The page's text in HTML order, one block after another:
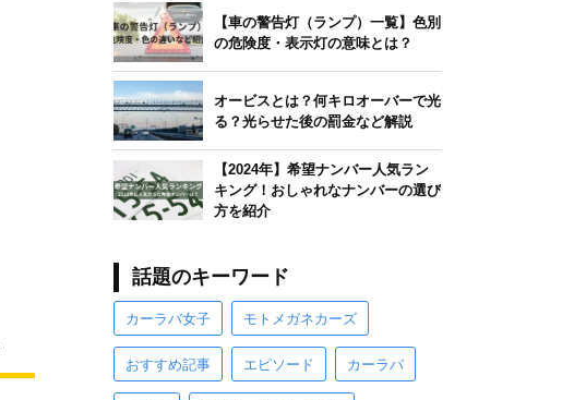
【車の警告灯（ランプ）一覧】色別
の危険度・表示灯の意味とは？
オービスとは？何キロオーバーで光
る？光らせた後の罰金など解説
【2024年】希望ナンバー人気ラン
キング！おしゃれなナンバーの選び
方を紹介
話題のキーワード
カーラバ女子 モトメガネカーズ
おすすめ記事 エピソード カーラバ